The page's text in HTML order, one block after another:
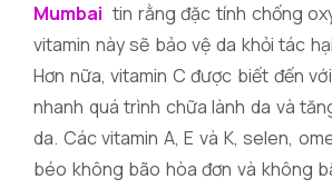
Mumbai tin rằng đặc tính chống
vitamin này sẽ bảo vệ da khỏi tác
Hơn nữa, vitamin C được biết đến
nhanh quá trình chữa lành da và
da. Các vitamin A, E và K, selen,
béo không bão hòa đơn và không